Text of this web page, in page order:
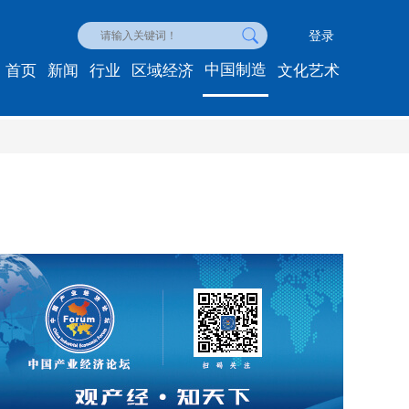
登录
首页 新闻 行业 区域经济 中国制造 文化艺术